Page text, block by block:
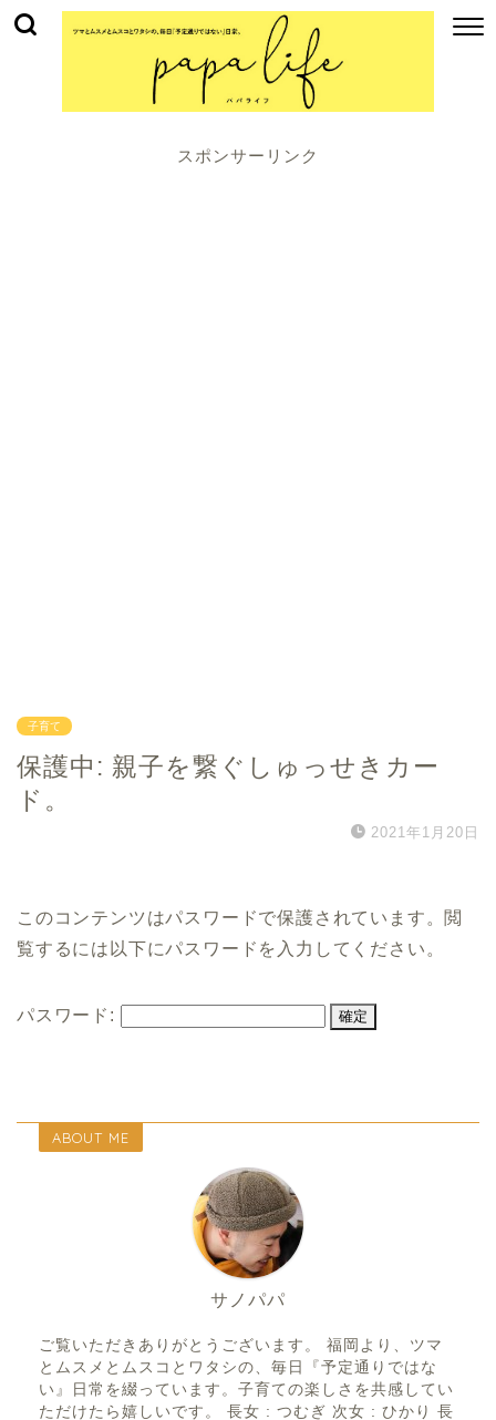
スポンサーリンク
子育て
保護中: 親子を繋ぐしゅっせきカー
ド。
2021年1月20日
このコンテンツはパスワードで保護されています。閲
覧するには以下にパスワードを入力してください。
パスワード:
ABOUT ME
サノパパ
ご覧いただきありがとうございます。 福岡より、ツマ
とムスメとムスコとワタシの、毎日『予定通りではな
い』日常を綴っています。子育ての楽しさを共感してい
ただけたら嬉しいです。 長女 : つむぎ 次女 : ひかり 長